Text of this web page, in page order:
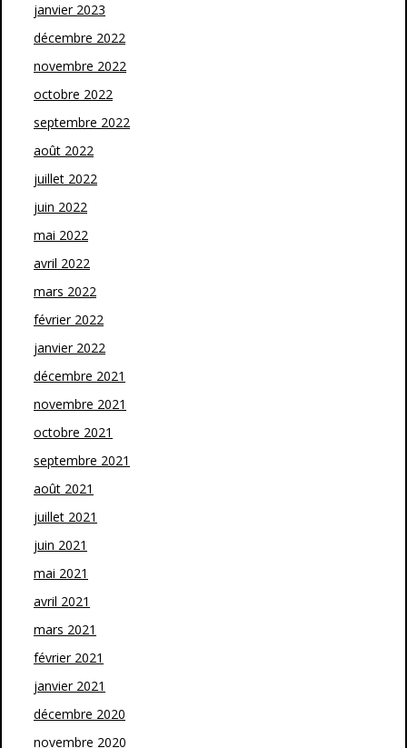
janvier 2023
décembre 2022
novembre 2022
octobre 2022
septembre 2022
août 2022
juillet 2022
juin 2022
mai 2022
avril 2022
mars 2022
février 2022
janvier 2022
décembre 2021
novembre 2021
octobre 2021
septembre 2021
août 2021
juillet 2021
juin 2021
mai 2021
avril 2021
mars 2021
février 2021
janvier 2021
décembre 2020
novembre 2020